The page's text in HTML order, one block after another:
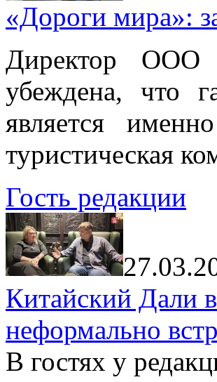
«Дороги мира»:
Директор ООО
убеждена, что
является
туристическая
Гость редакции
Китайский Дали
неформально
В гостях у